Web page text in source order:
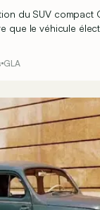
du SUV compact
que le véhicule
GLA